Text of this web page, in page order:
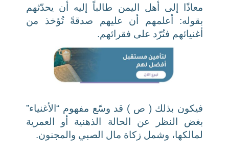
معاذًا إلى أهل اليمن طالباً إليه أن يحدّثهم
بقوله: أعلمهم أن عليهم صدقةً تُؤخذ من
أغنيائهم فتُرّد على فقرائهم.
فيكون بذلك ( ص ) قد وسّع مفهوم “الأغنياء”
بغض النظر عن الحالة الذهنية أو العمرية
لمالكها، وشمل زكاة مال الصبي والمجنون.